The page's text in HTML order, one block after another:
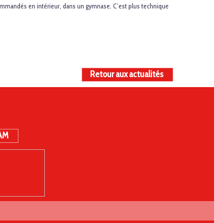
en intérieur, dans un gymnase. C’est plus technique
Retour aux actualités